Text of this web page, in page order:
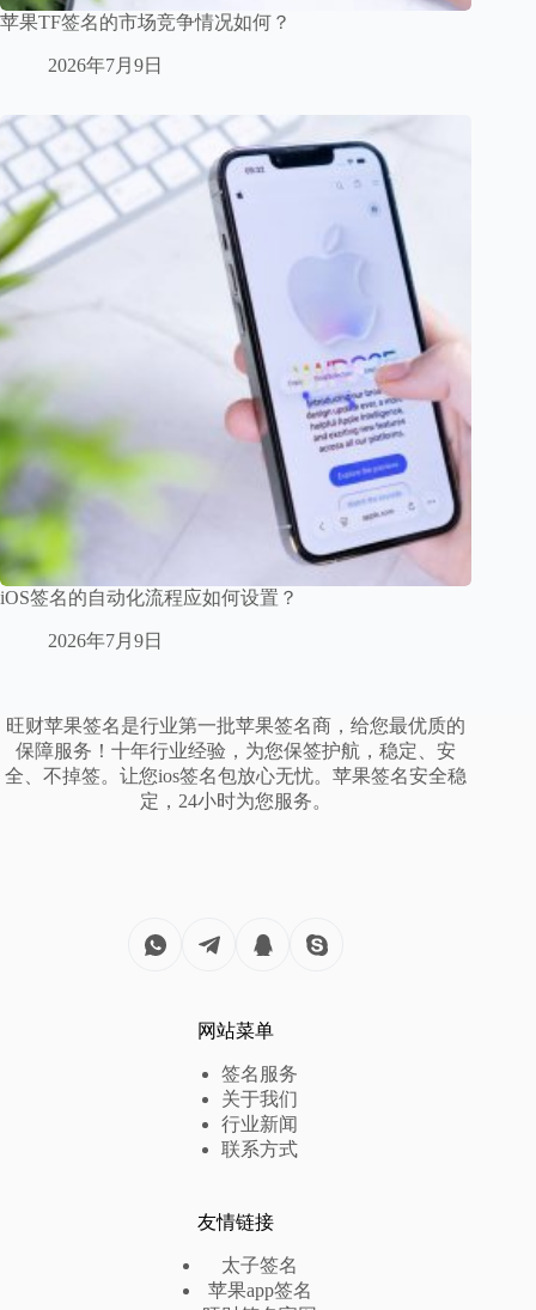
苹果TF签名的市场竞争情况如何？
2026年7月9日
iOS签名的自动化流程应如何设置？
2026年7月9日
旺财苹果签名是行业第一批苹果签名商，给您最优质的
保障服务！十年行业经验，为您保签护航，稳定、安
全、不掉签。让您ios签名包放心无忧。苹果签名安全稳
定，24小时为您服务。
网站菜单
签名服务
关于我们
行业新闻
联系方式
友情链接
太子签名
苹果app签名